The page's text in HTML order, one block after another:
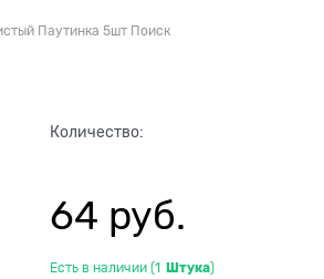
Паутинка 5шт Поиск
Количество:
64 руб.
Есть в наличии (1 Штука)